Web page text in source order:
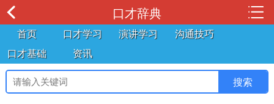
口才辞典
首页 口才学习 演讲学习
沟通技巧
口才基础
资讯